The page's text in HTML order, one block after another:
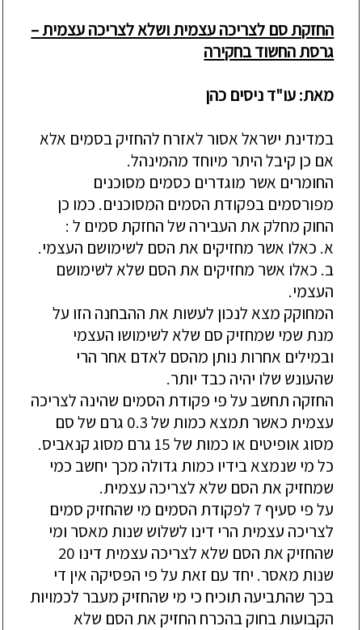
החזקת סם לצריכה עצמית ושלא לצריכה עצמית –
גרסת החשוד בחקירה
מאת: עו"ד ניסים כהן
במדינת ישראל אסור לאזרח להחזיק בסמים אלא
אם כן קיבל היתר מיוחד מהמינהל.
החומרים אשר מוגדרים כסמים מסוכנים
מפורסמים בפקודת הסמים המסוכנים. כמו כן
החוק מחלק את העבירה של החזקת סמים ל :
א. כאלו אשר מחזיקים את הסם לשימושם העצמי.
ב. כאלו אשר מחזיקים את הסם שלא לשימושם
העצמי.
המחוקק מצא לנכון לעשות את ההבחנה הזו על
מנת שמי שמחזיק סם שלא לשימושו העצמי
ובמילים אחרות נותן מהסם לאדם אחר הרי
שהעונש שלו יהיה כבד יותר.
החזקה תחשב על פי פקודת הסמים שהינה לצריכה
עצמית כאשר תמצא כמות של 0.3 גרם של סם
מסוג אופיטים או כמות של 15 גרם מסוג קנאביס.
כל מי שנמצא בידיו כמות גדולה מכך יחשב כמי
שמחזיק את הסם שלא לצריכה עצמית.
על פי סעיף 7 לפקודת הסמים מי שהחזיק סמים
לצריכה עצמית הרי דינו לשלוש שנות מאסר ומי
שהחזיק את הסם שלא לצריכה עצמית דינו 20
שנות מאסר. יחד עם זאת על פי הפסיקה אין די
בכך שהתביעה תוכיח כי מי שהחזיק מעבר לכמויות
הקבועות בחוק בהכרח החזיק את הסם שלא